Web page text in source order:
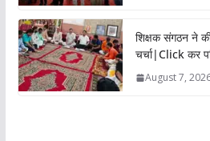
शिक्षक संगठन ने
चर्चा|Click कर
August 7,